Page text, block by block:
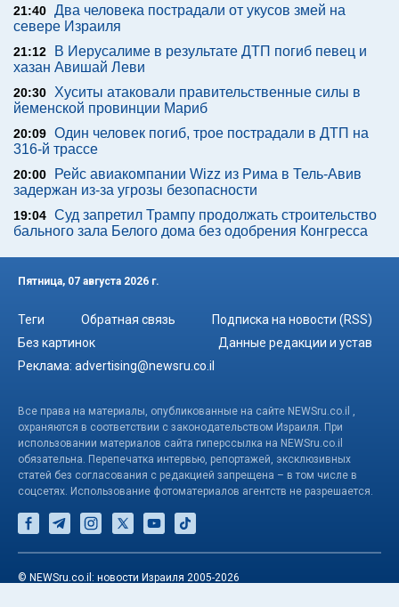
21:40 Два человека пострадали от укусов змей на
севере Израиля
21:12
В Иерусалиме в результате ДТП погиб певец и
хазан Авишай Леви
20:30 Хуситы атаковали правительственные силы в
йеменской провинции Мариб
20:09 Один человек погиб, трое пострадали в ДТП на
316-й трассе
20:00
Рейс авиакомпании Wizz из Рима в Тель-Авив
задержан из-за угрозы безопасности
19:04 Суд запретил Трампу продолжать строительство
бального зала Белого дома без одобрения Конгресса
Пятница, 07 августа 2026 г.
Теги Обратная связь
Подписка на новости (RSS)
Без картинок
Данные редакции и устав
Реклама: advertising@newsru.co.il
Все права на материалы, опубликованные на сайте NEWSru.co.il ,
охраняются в соответствии с законодательством Израиля. При
использовании материалов сайта гиперссылка на NEWSru.co.il
обязательна. Перепечатка интервью, репортажей, эксклюзивных
статей без согласования с редакцией запрещена – в том числе в
соцсетях. Использование фотоматериалов агентств не разрешается.
© NEWSru.co.il: новости Израиля 2005-2026